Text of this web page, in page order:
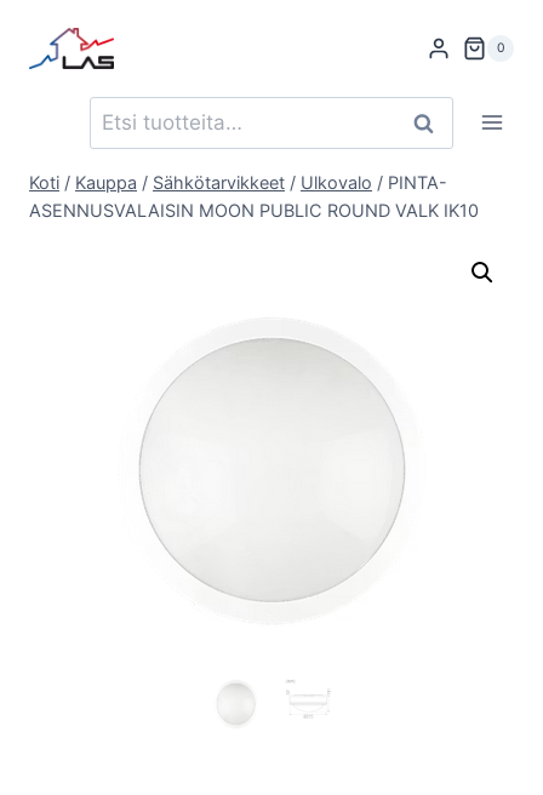
sisältöön
0
Etsi: Haku
Koti / Kauppa / Sähkötarvikkeet / Ulkovalo / PINTA-
ASENNUSVALAISIN MOON PUBLIC ROUND VALK IK10